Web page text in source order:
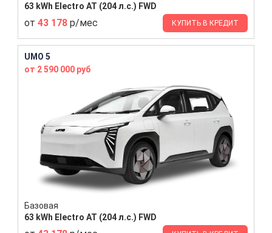
63 kWh Electro AT (204 л.с.) FWD
от 43 178 р/мес КУПИТЬ В КРЕДИТ
UMO 5
от 2 590 000 руб
Базовая
63 kWh Electro AT (204 л.с.) FWD